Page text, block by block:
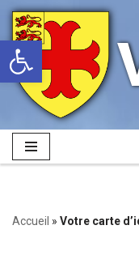
Ouvrir la barre d’outils
Aller
au
contenu
Accueil » Votre carte